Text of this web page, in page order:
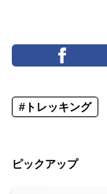
#トレッキング
ピックアップ